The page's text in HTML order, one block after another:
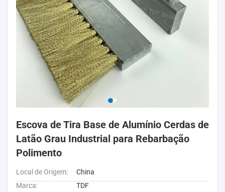
Escova de Tira Base de Alumínio Cerdas de
Latão Grau Industrial para Rebarbação
Polimento
Local de Origem:
China
Marca:
TDF